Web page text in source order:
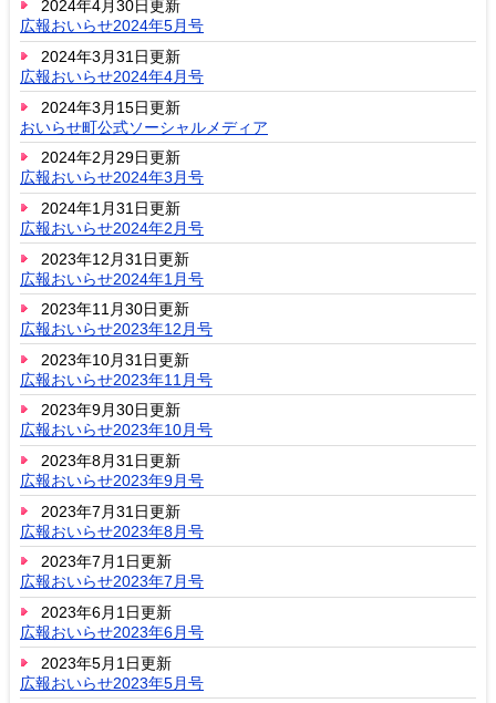
2024年4月30日更新
広報おいらせ2024年5月号
2024年3月31日更新
広報おいらせ2024年4月号
2024年3月15日更新
おいらせ町公式ソーシャルメディア
2024年2月29日更新
広報おいらせ2024年3月号
2024年1月31日更新
広報おいらせ2024年2月号
2023年12月31日更新
広報おいらせ2024年1月号
2023年11月30日更新
広報おいらせ2023年12月号
2023年10月31日更新
広報おいらせ2023年11月号
2023年9月30日更新
広報おいらせ2023年10月号
2023年8月31日更新
広報おいらせ2023年9月号
2023年7月31日更新
広報おいらせ2023年8月号
2023年7月1日更新
広報おいらせ2023年7月号
2023年6月1日更新
広報おいらせ2023年6月号
2023年5月1日更新
広報おいらせ2023年5月号